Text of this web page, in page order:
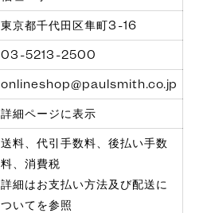
東京都千代田区隼町3-16
03-5213-2500
onlineshop@paulsmith.co.jp
詳細ページに表示
送料、代引手数料、後払い手数
料、消費税
詳細はお支払い方法及び配送に
ついてを参照